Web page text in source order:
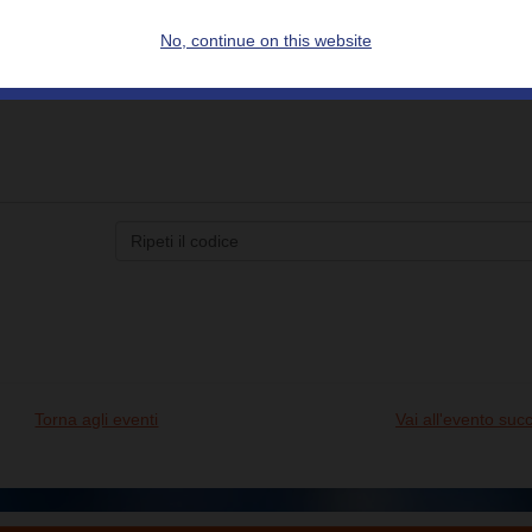
Torna agli eventi Vai all'evento
No, continue on this website